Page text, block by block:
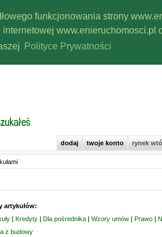
funkcjonowania strony
www.enieruchomosci.pl
Polityce Prywatności
rynek
twoje konto
dodaj
artykułów:
| Kredyty | Dla pośrednika | Wzory umów | Prawo |
z budowy